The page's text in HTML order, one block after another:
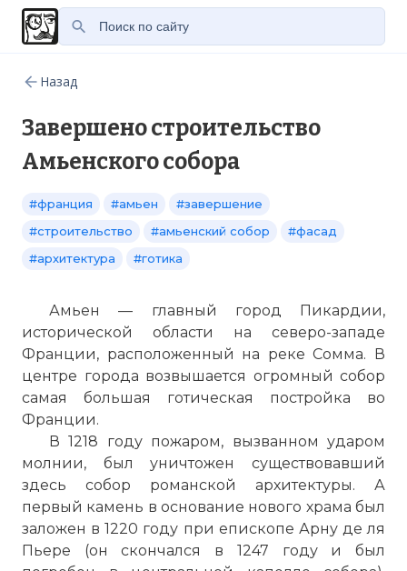
Назад
Завершено строительство
Амьенского собора
#франция #амьен
#завершение
#строительство
#амьенский собор
#фасад
#архитектура
#готика
Амьен — главный город Пикардии,
исторической области на северо-западе
Франции, расположенный на реке Сомма. В
центре города возвышается огромный собор
самая большая готическая постройка во
Франции.
В 1218 году пожаром, вызванном ударом
молнии, был уничтожен существовавший
здесь собор романской архитектуры. А
первый камень в основание нового храма был
заложен в 1220 году при епископе Арну де ля
Пьере (он скончался в 1247 году и был